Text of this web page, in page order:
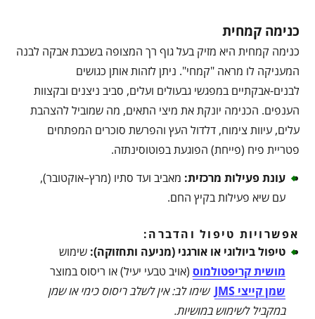
כנימה קמחית
כנימה קמחית היא מזיק בעל גוף רך המצופה בשכבת אבקה לבנה
המעניקה לו מראה "קמחי". ניתן לזהות אותן כגושים
לבנים-אבקתיים במפגשי גבעולים ועלים, סביב ניצנים ובקצוות
הענפים. הכנימה יונקת את מיצי התאים, מה שמוביל להצהבת
עלים, עיוות צימוח, דלדול העץ והפרשת סוכרים המפתחים
פטריית פיח (פייחת) הפוגעת בפוטוסינתזה.
עונת פעילות מרכזית: מאביב ועד סתיו (מרץ–אוקטובר),
עם שיא פעילות בקיץ החם.
אפשרויות טיפול והדברה:
טיפול ביולוגי או אורגני (מניעה ותחזוקה): שימוש
מושית קריפטולמוס (אויב טבעי יעיל) או ריסוס במוצר
שמן קייצי JMS
שימו לב: אין לשלב ריסוס כימי או שמן
במקביל לשימוש במושיות.